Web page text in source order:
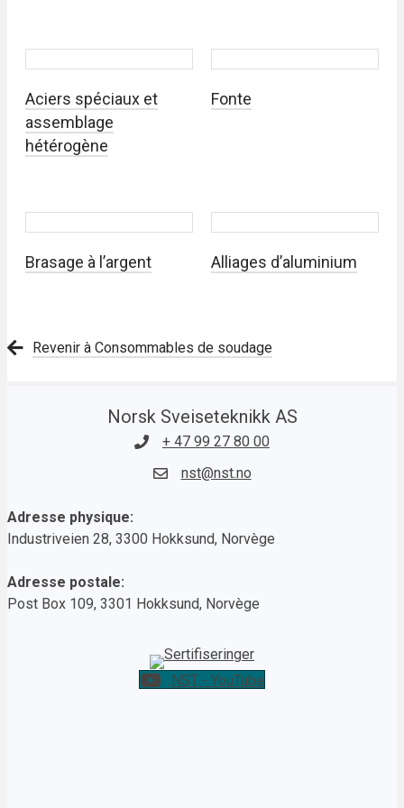
Aciers spéciaux et
assemblage
hétérogène
Fonte
Brasage à l’argent Alliages d’aluminium
Revenir à Consommables de soudage
Norsk Sveiseteknikk AS
+ 47 99 27 80 00
nst@nst.no
Adresse physique:
Industriveien 28, 3300 Hokksund, Norvège
Adresse postale:
Post Box 109, 3301 Hokksund, Norvège
NST - YouTube